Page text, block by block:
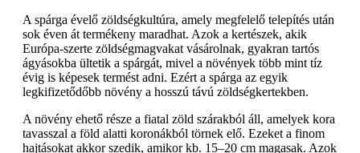
A spárga évelő zöldségkultúra, amely megfelelő telepítés után
sok éven át termékeny maradhat. Azok a kertészek, akik
Európa-szerte zöldségmagvakat vásárolnak, gyakran tartós
ágyásokba ültetik a spárgát, mivel a növények több mint tíz
évig is képesek termést adni. Ezért a spárga az egyik
legkifizetődőbb növény a hosszú távú zöldségkertekben.
A növény ehető része a fiatal zöld szárakból áll, amelyek kora
tavasszal a föld alatti koronákból törnek elő. Ezeket a finom
hajtásokat akkor szedik, amikor kb. 15–20 cm magasak. Azok